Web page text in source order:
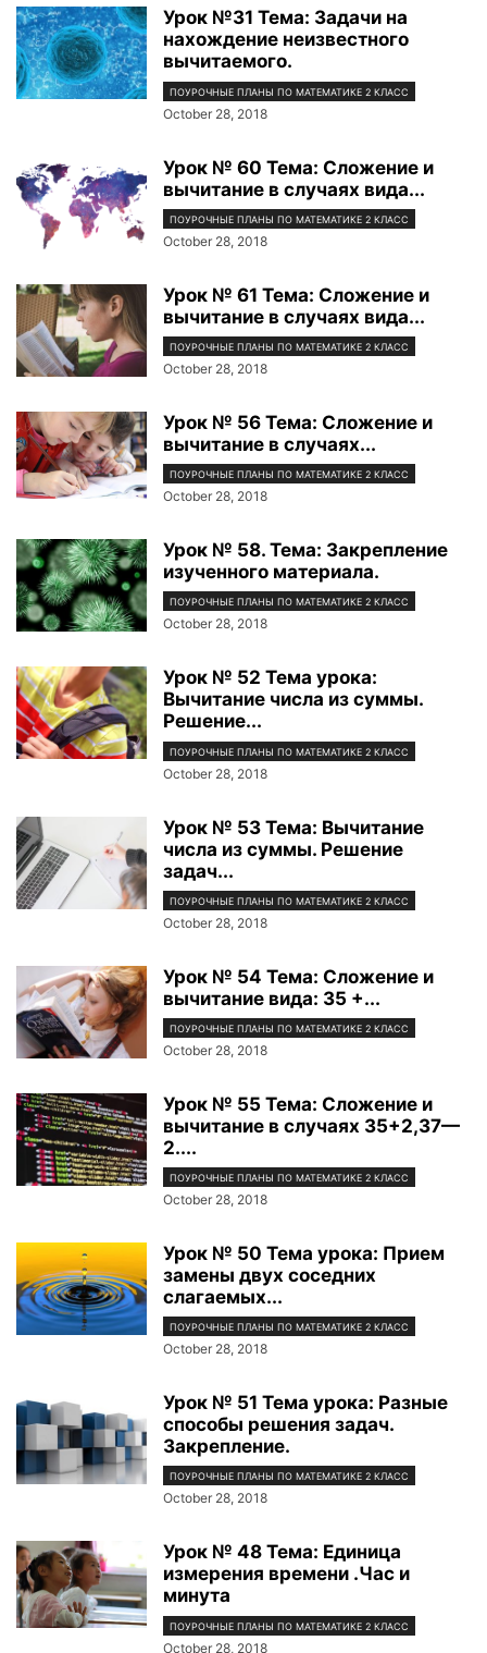
Урок №31 Тема: Задачи на
нахождение неизвестного
вычитаемого.
ПОУРОЧНЫЕ ПЛАНЫ ПО МАТЕМАТИКЕ 2 КЛАСС
October 28, 2018
Урок № 60 Тема: Сложение и
вычитание в случаях вида...
ПОУРОЧНЫЕ ПЛАНЫ ПО МАТЕМАТИКЕ 2 КЛАСС
October 28, 2018
Урок № 61 Тема: Сложение и
вычитание в случаях вида...
ПОУРОЧНЫЕ ПЛАНЫ ПО МАТЕМАТИКЕ 2 КЛАСС
October 28, 2018
Урок № 56 Тема: Сложение и
вычитание в случаях...
ПОУРОЧНЫЕ ПЛАНЫ ПО МАТЕМАТИКЕ 2 КЛАСС
October 28, 2018
Урок № 58. Тема: Закрепление
изученного материала.
ПОУРОЧНЫЕ ПЛАНЫ ПО МАТЕМАТИКЕ 2 КЛАСС
October 28, 2018
Урок № 52 Тема урока:
Вычитание числа из суммы.
Решение...
ПОУРОЧНЫЕ ПЛАНЫ ПО МАТЕМАТИКЕ 2 КЛАСС
October 28, 2018
Урок № 53 Тема: Вычитание
числа из суммы. Решение
задач...
ПОУРОЧНЫЕ ПЛАНЫ ПО МАТЕМАТИКЕ 2 КЛАСС
October 28, 2018
Урок № 54 Тема: Сложение и
вычитание вида: 35 +...
ПОУРОЧНЫЕ ПЛАНЫ ПО МАТЕМАТИКЕ 2 КЛАСС
October 28, 2018
Урок № 55 Тема: Сложение и
вычитание в случаях 35+2,37—
2....
ПОУРОЧНЫЕ ПЛАНЫ ПО МАТЕМАТИКЕ 2 КЛАСС
October 28, 2018
Урок № 50 Тема урока: Прием
замены двух соседних
слагаемых...
ПОУРОЧНЫЕ ПЛАНЫ ПО МАТЕМАТИКЕ 2 КЛАСС
October 28, 2018
Урок № 51 Тема урока: Разные
способы решения задач.
Закрепление.
ПОУРОЧНЫЕ ПЛАНЫ ПО МАТЕМАТИКЕ 2 КЛАСС
October 28, 2018
Урок № 48 Тема: Единица
измерения времени .Час и
минута
ПОУРОЧНЫЕ ПЛАНЫ ПО МАТЕМАТИКЕ 2 КЛАСС
October 28, 2018